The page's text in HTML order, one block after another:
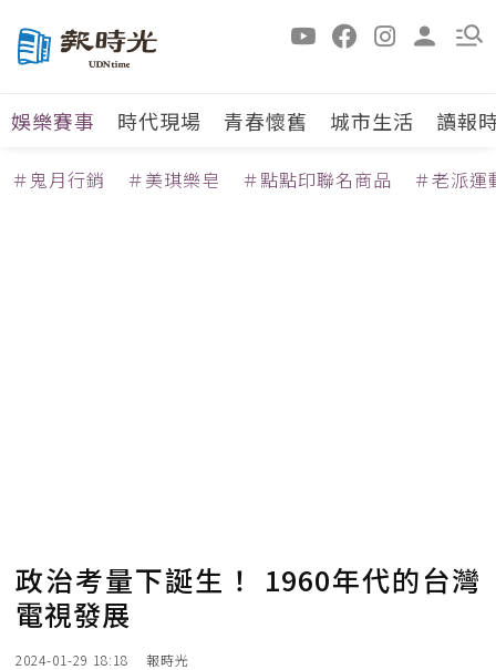
娛樂賽事 時代現場 青春懷舊 城市生活 讀報
＃鬼月行銷 ＃美琪樂皂 ＃點點印聯名商品 ＃老派運
政治考量下誕生！ 1960年代的台灣
電視發展
2024-01-29 18:18 報時光